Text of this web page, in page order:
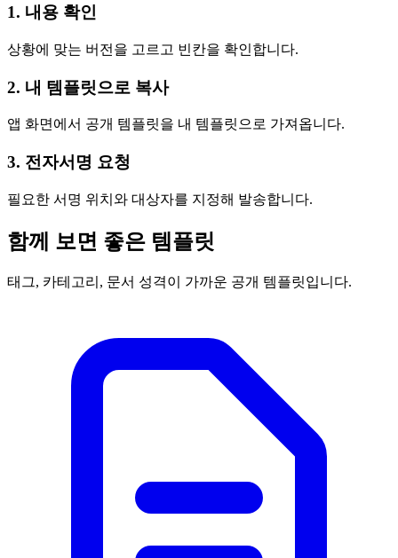
1. 내용 확인
상황에 맞는 버전을 고르고 빈칸을 확인합니다.
2. 내 템플릿으로 복사
앱 화면에서 공개 템플릿을 내 템플릿으로 가져옵니다.
3. 전자서명 요청
필요한 서명 위치와 대상자를 지정해 발송합니다.
함께 보면 좋은 템플릿
태그, 카테고리, 문서 성격이 가까운 공개 템플릿입니다.